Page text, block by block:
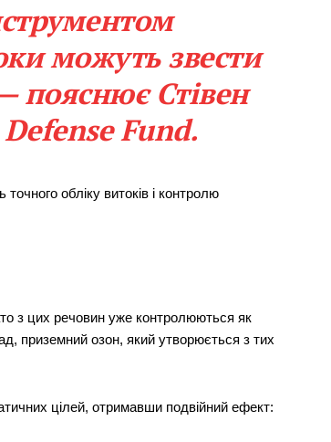
можуть звести
пояснює Стівен
Fund.
обліку витоків і контролю
з цих речовин уже контролюються як
приземний озон, який утворюється з тих
цілей, отримавши подвійний ефект: